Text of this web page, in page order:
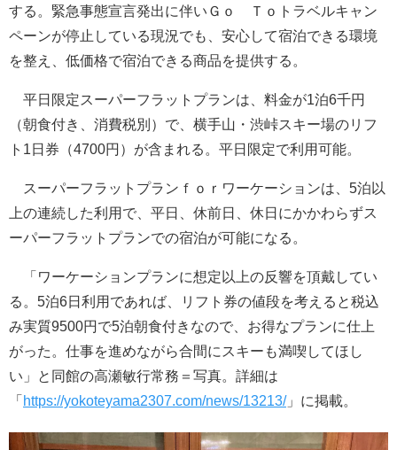
する。緊急事態宣言発出に伴いＧｏ Ｔｏトラベルキャン
ペーンが停止している現況でも、安心して宿泊できる環境
を整え、低価格で宿泊できる商品を提供する。
平日限定スーパーフラットプランは、料金が1泊6千円
（朝食付き、消費税別）で、横手山・渋峠スキー場のリフ
ト1日券（4700円）が含まれる。平日限定で利用可能。
スーパーフラットプランｆｏｒワーケーションは、5泊以
上の連続した利用で、平日、休前日、休日にかかわらずス
ーパーフラットプランでの宿泊が可能になる。
「ワーケーションプランに想定以上の反響を頂戴してい
る。5泊6日利用であれば、リフト券の値段を考えると税込
み実質9500円で5泊朝食付きなので、お得なプランに仕上
がった。仕事を進めながら合間にスキーも満喫してほし
い」と同館の高瀬敏行常務＝写真。詳細は
「 https://yokoteyama2307.com/news/13213/」に掲載。